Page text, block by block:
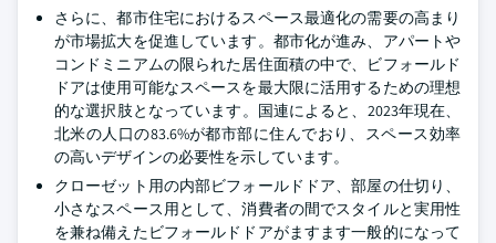
さらに、都市住宅におけるスペース最適化の需要の高まり
が市場拡大を促進しています。都市化が進み、アパートや
コンドミニアムの限られた居住面積の中で、ビフォールド
ドアは使用可能なスペースを最大限に活用するための理想
的な選択肢となっています。国連によると、2023年現在、
北米の人口の83.6%が都市部に住んでおり、スペース効率
の高いデザインの必要性を示しています。
クローゼット用の内部ビフォールドドア、部屋の仕切り、
小さなスペース用として、消費者の間でスタイルと実用性
を兼ね備えたビフォールドドアがますます一般的になって